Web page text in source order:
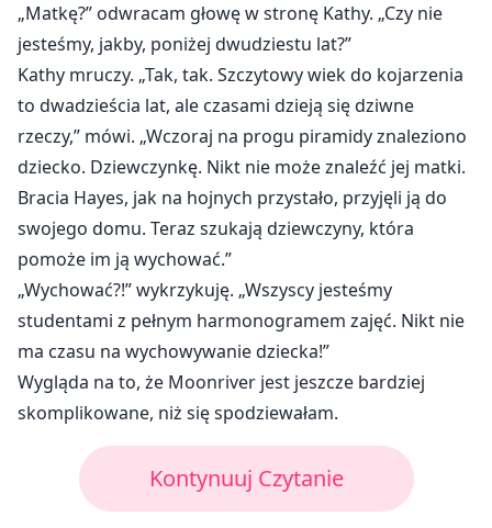
„Matkę?” odwracam głowę w stronę Kathy. „Czy nie
jesteśmy, jakby, poniżej dwudziestu lat?”
Kathy mruczy. „Tak, tak. Szczytowy wiek do kojarzenia
to dwadzieścia lat, ale czasami dzieją się dziwne
rzeczy,” mówi. „Wczoraj na progu piramidy znaleziono
dziecko. Dziewczynkę. Nikt nie może znaleźć jej matki.
Bracia Hayes, jak na hojnych przystało, przyjęli ją do
swojego domu. Teraz szukają dziewczyny, która
pomoże im ją wychować.”
„Wychować?!” wykrzykuję. „Wszyscy jesteśmy
studentami z pełnym harmonogramem zajęć. Nikt nie
ma czasu na wychowywanie dziecka!”
Wygląda na to, że Moonriver jest jeszcze bardziej
skomplikowane, niż się spodziewałam.
Kontynuuj Czytanie